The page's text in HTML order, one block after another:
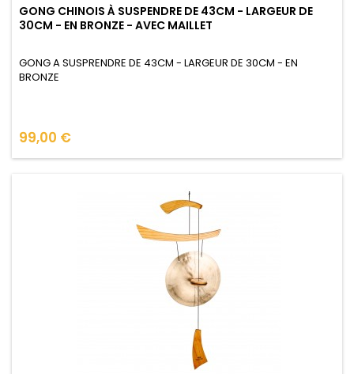
GONG CHINOIS À SUSPENDRE DE 43CM - LARGEUR DE
30CM - EN BRONZE - AVEC MAILLET
GONG A SUSPRENDRE DE 43CM - LARGEUR DE 30CM - EN
BRONZE
Prix
99,00 €